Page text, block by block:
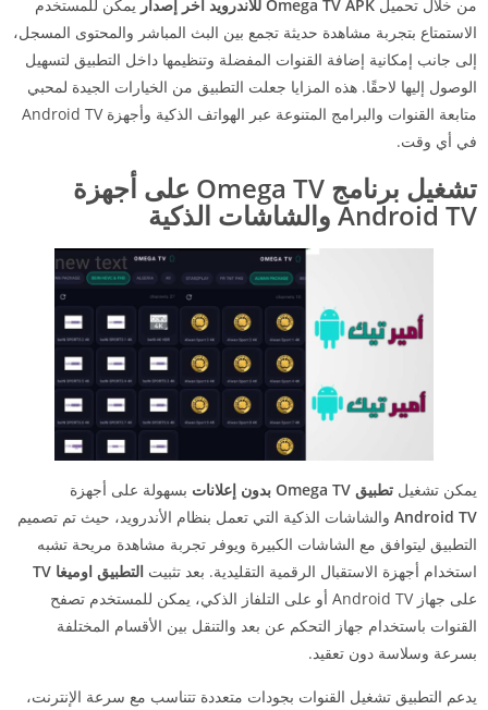
من خلال تحميل Omega TV APK للأندرويد آخر إصدار
يمكن للمستخدم
الاستمتاع بتجربة مشاهدة حديثة تجمع بين البث المباشر والمحتوى المسجل،
إلى جانب إمكانية إضافة القنوات المفضلة وتنظيمها داخل التطبيق لتسهيل
الوصول إليها لاحقًا. هذه المزايا جعلت التطبيق من الخيارات الجيدة لمحبي
متابعة القنوات والبرامج المتنوعة عبر الهواتف الذكية وأجهزة Android TV
في أي وقت.
تشغيل برنامج Omega TV على أجهزة
Android TV والشاشات الذكية
يمكن تشغيل تطبيق Omega TV بدون إعلانات
بسهولة على أجهزة
Android TV والشاشات الذكية التي تعمل بنظام الأندرويد، حيث تم تصميم
التطبيق ليتوافق مع الشاشات الكبيرة ويوفر تجربة مشاهدة مريحة تشبه
استخدام أجهزة الاستقبال الرقمية التقليدية. بعد تثبيت التطبيق اوميغا TV
على جهاز Android TV أو على التلفاز الذكي، يمكن للمستخدم تصفح
القنوات باستخدام جهاز التحكم عن بعد والتنقل بين الأقسام المختلفة
بسرعة وسلاسة دون تعقيد.
يدعم التطبيق تشغيل القنوات بجودات متعددة تتناسب مع سرعة الإنترنت،